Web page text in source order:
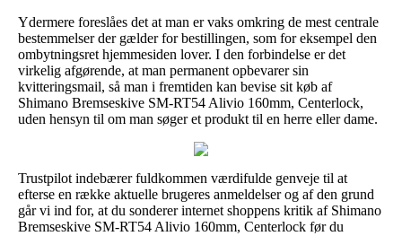
Ydermere foreslåes det at man er vaks omkring de mest centrale
bestemmelser der gælder for bestillingen, som for eksempel den
ombytningsret hjemmesiden lover. I den forbindelse er det
virkelig afgørende, at man permanent opbevarer sin
kvitteringsmail, så man i fremtiden kan bevise sit køb af
Shimano Bremseskive SM-RT54 Alivio 160mm, Centerlock,
uden hensyn til om man søger et produkt til en herre eller dame.
Trustpilot indebærer fuldkommen værdifulde genveje til at
efterse en række aktuelle brugeres anmeldelser og af den grund
går vi ind for, at du sonderer internet shoppens kritik af Shimano
Bremseskive SM-RT54 Alivio 160mm, Centerlock før du